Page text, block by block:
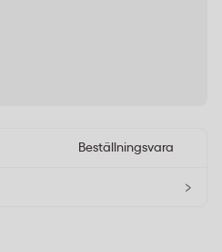
Beställningsvara
›